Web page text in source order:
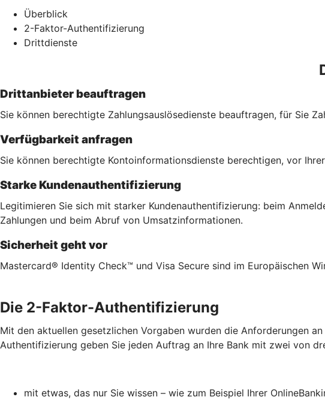
Überblick
2-Faktor-Authentifizierung
Drittdienste
Drittanbieter beauftragen
Sie können berechtigte Zahlungsauslösedienste beauftragen, für Sie
Verfügbarkeit anfragen
Sie können berechtigte Kontoinformationsdienste berechtigen, vor
Starke Kundenauthentifizierung
Legitimieren Sie sich mit starker Kundenauthentifizierung: beim
Zahlungen und beim Abruf von Umsatzinformationen.
Sicherheit geht vor
Mastercard® Identity Check™ und Visa Secure sind im Europäischen
Die 2-Faktor-Authentifizierung
Mit den aktuellen gesetzlichen Vorgaben wurden die Anforderungen
Authentifizierung geben Sie jeden Auftrag an Ihre Bank mit zwei von
mit etwas, das nur Sie wissen – wie zum Beispiel Ihrer